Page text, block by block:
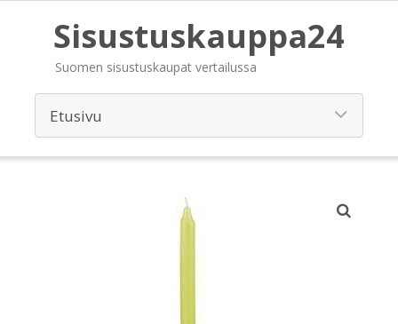
Sisustuskauppa24
Suomen sisustuskaupat vertailussa